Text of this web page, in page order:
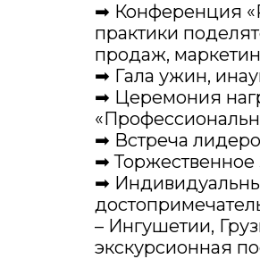
➡ Конференция
практики
продаж,
➡ Гала ужин,
➡ Церемония
➡ Встреча
➡ Торжественное
➡
– Ингушетии,
экскурсионная